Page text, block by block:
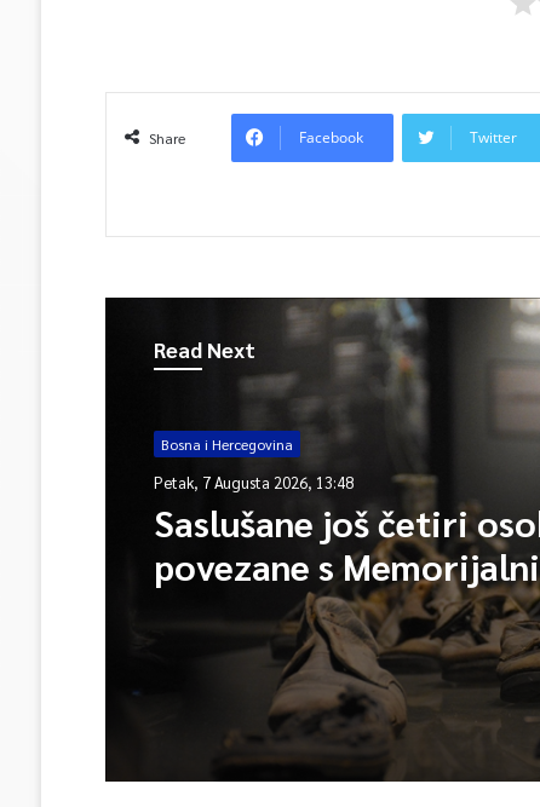
Share Facebook Twitter
Read Next
Bosna i Hercegovina
Petak, 7 Augusta 2026, 13:48
Saslušane još četiri
povezane s
centrom Srebrenica,
ukupno 26